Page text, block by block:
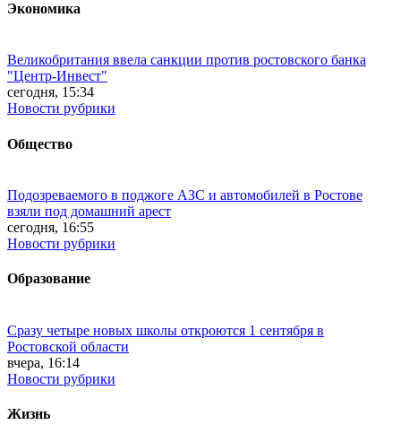
Экономика
Великобритания ввела санкции против ростовского банка
"Центр-Инвест"
сегодня, 15:34
Новости рубрики
Общество
Подозреваемого в поджоге АЗС и автомобилей в Ростове
взяли под домашний арест
сегодня, 16:55
Новости рубрики
Образование
Сразу четыре новых школы откроются 1 сентября в
Ростовской области
вчера, 16:14
Новости рубрики
Жизнь